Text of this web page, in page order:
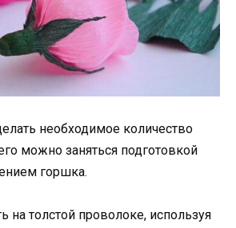
необходимое количество
можно заняться подготовкой
горшка.
на толстой проволоке, используя